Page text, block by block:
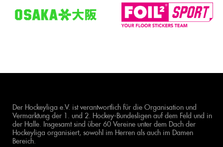
Der Hockeyliga e.V. ist verantwortlich für die Organisation und
Vermarktung der 1. und 2. Hockey-Bundesligen auf dem Feld und in
der Halle. Insgesamt sind über 60 Vereine unter dem Dach der
Hockeyliga organisiert, sowohl im Herren als auch im Damen
Bereich.